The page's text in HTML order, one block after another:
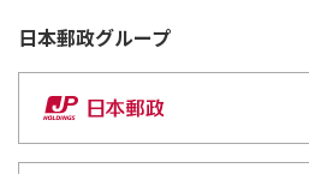
日本郵政グループ